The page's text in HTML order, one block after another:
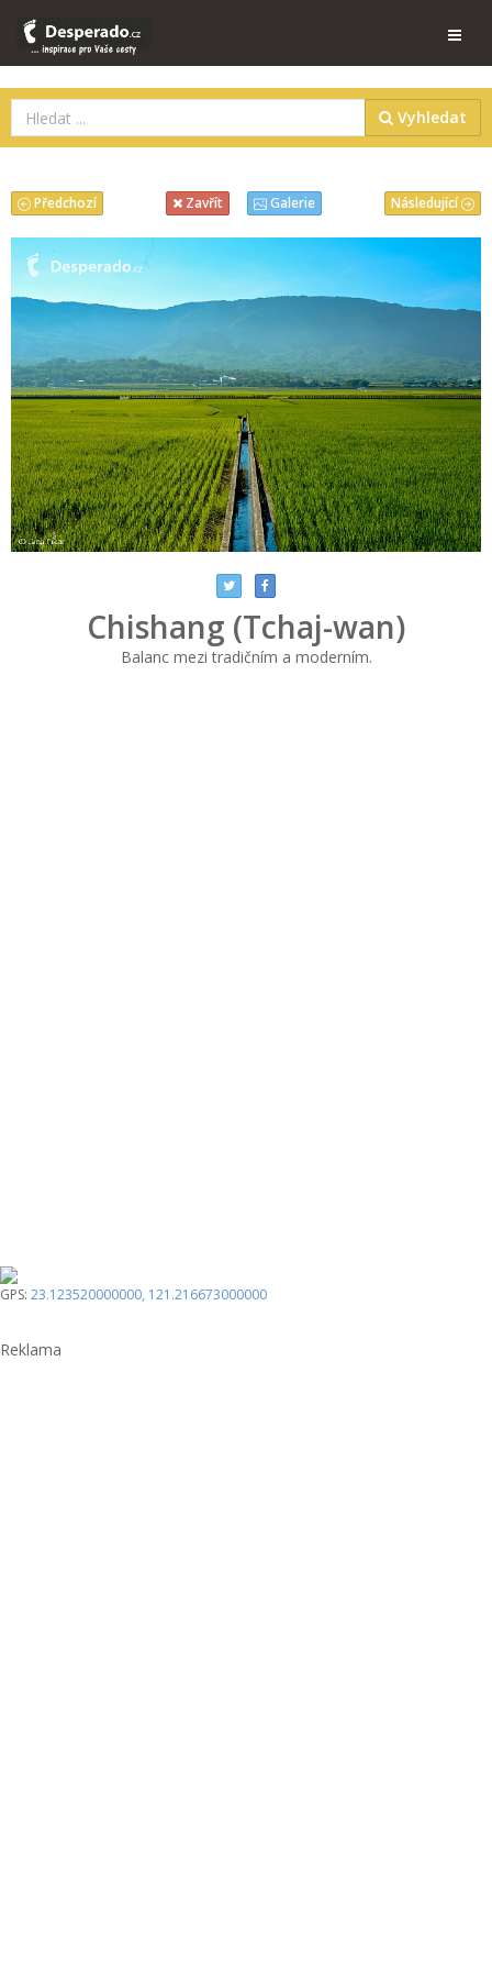
Vyhledat
Následující
Předchozí Zavřít Galerie
Chishang (Tchaj-wan)
Balanc mezi tradičním a moderním.
GPS: 23.123520000000, 121.216673000000
Reklama